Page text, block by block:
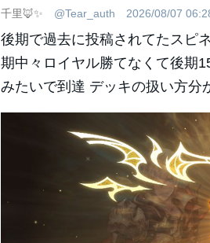
千里🦊✨ @Tear_auth 2026/08/07
後期で過去に投稿されてたスピ
期中々ロイヤル勝てなくて後期
みたいで到達 デッキの扱い方分